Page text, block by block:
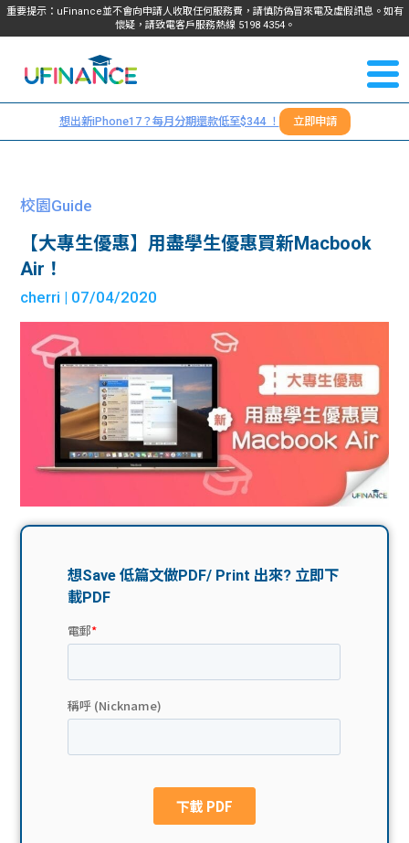
重要提示：uFinance並不會向申請人收取任何服務費，請慎防偽冒來電及虛假訊息。如有
懷疑，請致電客戶服務熱線 5198 4354。
我們
服務
貸款
計算
機
學生
大學
款
貸款
資訊
Blog
大專
生筍
工推
Gui
han
ge
常見
問題
學生
福利
校園
們
＋
想出新iPhone17？每月分期還款低至$344 ！ 立即申請
校園Guide
【大專生優惠】用盡學生優惠買新Macbook
Air！
cherri | 07/04/2020